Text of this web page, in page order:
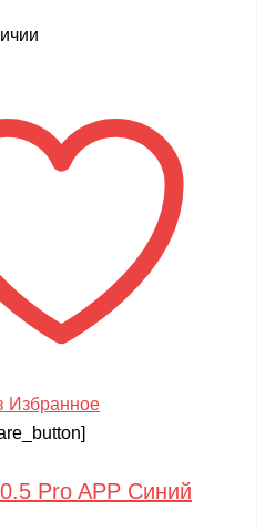
Избранное
Pro APP Синий